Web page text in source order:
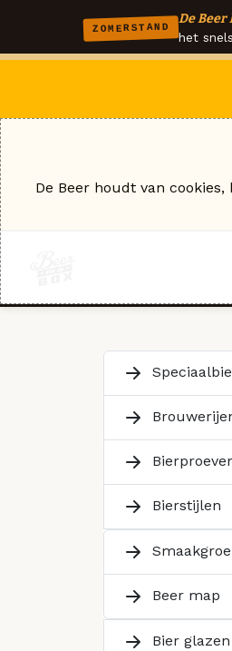
ZOMERSTAND
De
het
Bierstijlen
Beer map
Bier glazen
De Beer houdt van